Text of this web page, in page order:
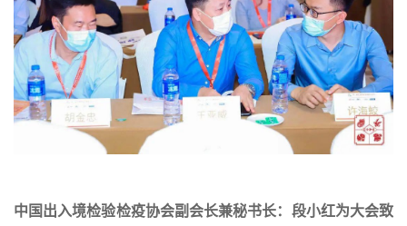
中国出入境检验检疫协会副会长兼秘书长：段小红为大会致